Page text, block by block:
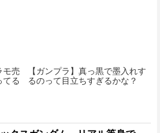
モ売
てる
【ガンプラ】真っ黒で墨入れす
るのって目立ちすぎるかな？